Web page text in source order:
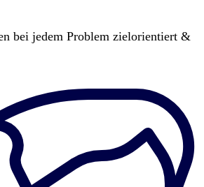
bei jedem Problem zielorientiert &